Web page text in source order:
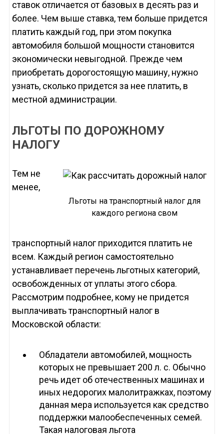
ставок отличается от базовых в десять раз и
более. Чем выше ставка, тем больше придется
платить каждый год, при этом покупка
автомобиля большой мощности становится
экономически невыгодной. Прежде чем
приобретать дорогостоящую машину, нужно
узнать, сколько придется за нее платить, в
местной администрации.
ЛЬГОТЫ ПО ДОРОЖНОМУ
НАЛОГУ
Льготы на транспортный налог для
каждого региона свом
Тем не
менее,
транспортный налог приходится платить не
всем. Каждый регион самостоятельно
устанавливает перечень льготных категорий,
освобожденных от уплаты этого сбора.
Рассмотрим подробнее, кому не придется
выплачивать транспортный налог в
Московской области:
Обладатели автомобилей, мощность
которых не превышает 200 л. с. Обычно
речь идет об отечественных машинах и
иных недорогих малолитражках, поэтому
данная мера используется как средство
поддержки малообеспеченных семей.
Такая налоговая льгота